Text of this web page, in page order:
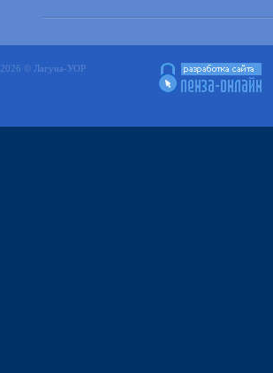
2026 © Лагуна-УОР